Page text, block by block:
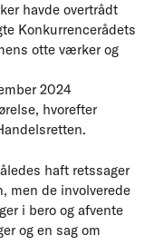
havde overtrådt
Konkurrencerådets
otte værker og
2024
hvorefter
haft retssager
men de involverede
i bero og afvente
og en sag om